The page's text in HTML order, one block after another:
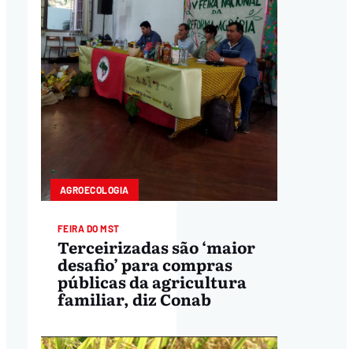
AGROECOLOGIA
FEIRA DO MST
Terceirizadas são ‘maior
desafio’ para compras
públicas da agricultura
familiar, diz Conab